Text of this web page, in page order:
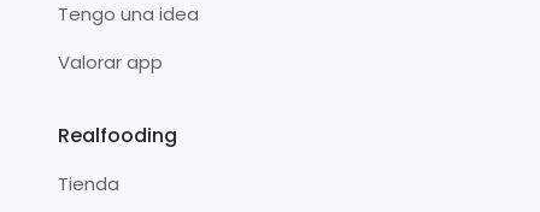
Tengo una idea
Valorar app
Realfooding
Tienda